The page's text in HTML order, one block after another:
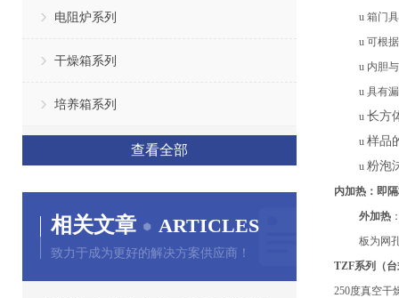
电阻炉系列
干燥箱系列
培养箱系列
查看全部
相关文章 ARTICLES
致力于成为更好的解决方案供应商！
u 箱门
u 可根
u 内胆
u 具有
u 长方
u 样品
u 粉泡
内加热 ： 即
外加热
板为网
TZF系列（
250度真空干